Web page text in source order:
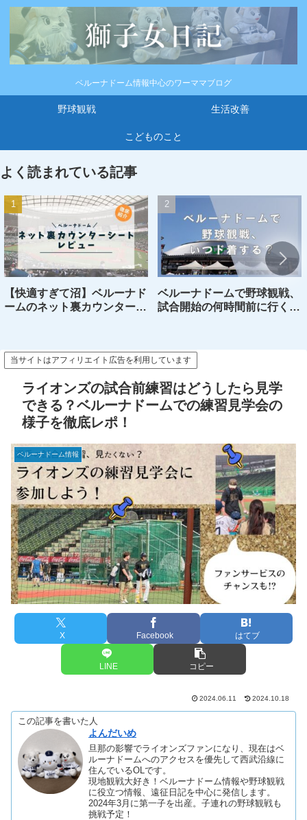
ベルーナドーム情報中心のワーママブログ
野球観戦 生活改善
こどものこと
よく読まれている記事
【快適すぎて沼】ベルーナド
ームのネット裏カウンターシ
ベルーナドームで野球観戦、
試合開始の何時間前に行くの
当サイトはアフィリエイト広告を利用しています
ライオンズの試合前練習はどうしたら見学
できる？ベルーナドームでの練習見学会の
様子を徹底レポ！
ベルーナドーム情報
X Facebook はてブ
LINE コピー
2024.06.11 2024.10.18
この記事を書いた人
よんだいめ
旦那の影響でライオンズファンになり、現在はベ
ルーナドームへのアクセスを優先して西武沿線に
住んでいるOLです。
現地観戦大好き！ベルーナドーム情報や野球観戦
に役立つ情報、遠征日記を中心に発信します。
2024年3月に第一子を出産。子連れの野球観戦も
挑戦予定！